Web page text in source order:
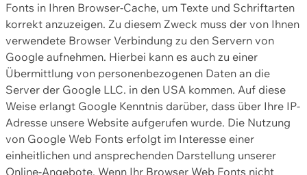
Fonts in Ihren Browser-Cache, um Texte und Schriftarten
korrekt anzuzeigen. Zu diesem Zweck muss der von Ihnen
verwendete Browser Verbindung zu den Servern von
Google aufnehmen. Hierbei kann es auch zu einer
Übermittlung von personenbezogenen Daten an die
Server der Google LLC. in den USA kommen. Auf diese
Weise erlangt Google Kenntnis darüber, dass über Ihre IP-
Adresse unsere Website aufgerufen wurde. Die Nutzung
von Google Web Fonts erfolgt im Interesse einer
einheitlichen und ansprechenden Darstellung unserer
Online-Angebote. Wenn Ihr Browser Web Fonts nicht